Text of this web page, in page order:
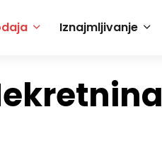
Iznajmljivanje